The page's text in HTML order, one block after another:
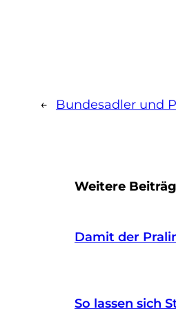
← Bundesadler und
Weitere
Damit der
So lassen sich